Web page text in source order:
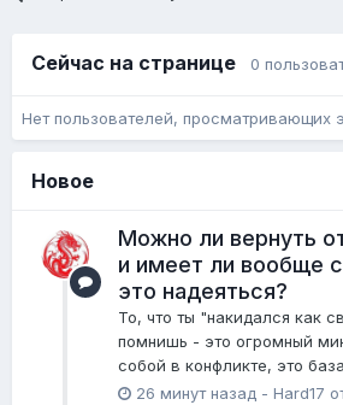
Сейчас на странице 0
Нет пользователей, просматривающих
Новое
Можно ли вернуть
и имеет ли вообще
это надеяться?
То, что ты "накидался как
помнишь - это огромный
собой в конфликте, это
26 минут назад - Hard17